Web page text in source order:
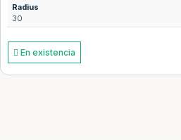
Radius
30
En existencia